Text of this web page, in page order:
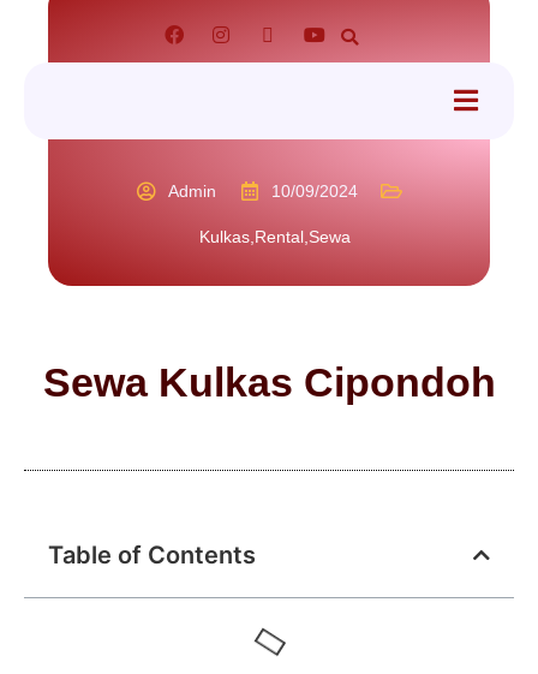
Admin 10/09/2024
Kulkas,Rental,Sewa
Sewa Kulkas Cipondoh
Table of Contents